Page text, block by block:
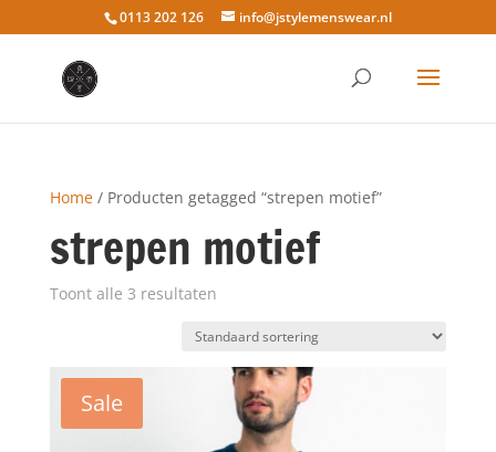
0113 202 126 info@jstylemenswear.nl
Home/ Producten getagged “strepen motief”
strepen motief
Toont alle 3 resultaten
Sale